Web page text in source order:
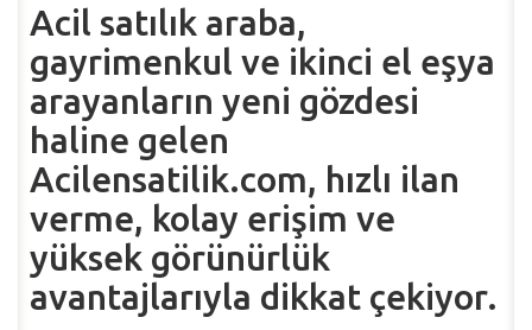
Acil satılık araba,
gayrimenkul ve ikinci el eşya
arayanların yeni gözdesi
haline gelen
Acilensatilik.com, hızlı ilan
verme, kolay erişim ve
yüksek görünürlük
avantajlarıyla dikkat çekiyor.